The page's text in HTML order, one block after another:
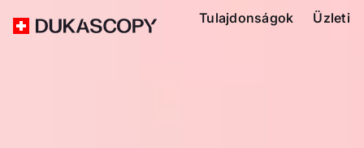
Tulajdonságok Üzleti